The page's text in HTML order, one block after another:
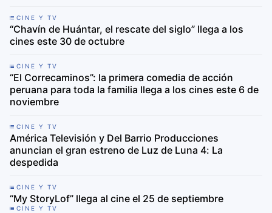
CINE Y TV
“Chavín de Huántar, el rescate del siglo” llega a los
cines este 30 de octubre
CINE Y TV
“El Correcaminos”: la primera comedia de acción
peruana para toda la familia llega a los cines este 6 de
noviembre
CINE Y TV
América Televisión y Del Barrio Producciones
anuncian el gran estreno de Luz de Luna 4: La
despedida
CINE Y TV
“My StoryLof” llega al cine el 25 de septiembre
CINE Y TV